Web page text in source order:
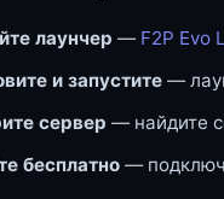
лаунчер — F2P Evo
и запустите —
сервер — найдите
бесплатно —